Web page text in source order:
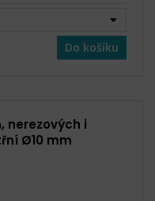
Do košíku
nerezových i
Ø10 mm